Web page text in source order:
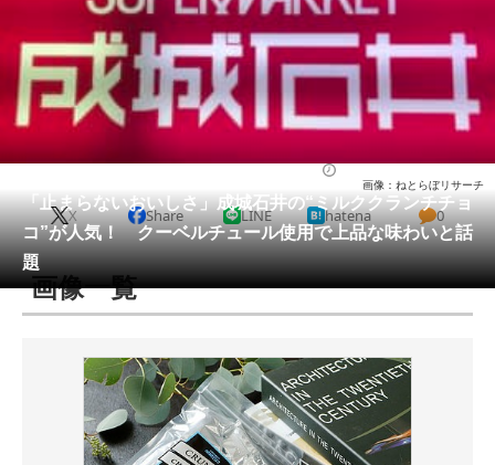
グルメ 地域
住まい 教育・育児
動物
会員記事
メディア
注目記事を集めた総合ページ
スマホと通信の最新トレンド
進化するPCとデバイスの未来
「止まらないおいしさ」成城石井の“ミルククランチチョ
コ”が人気！ クーベルチュール使用で上品な味わいと話
題
画像：ねとらぼリサーチ
X Share LINE hatena 0
画像一覧